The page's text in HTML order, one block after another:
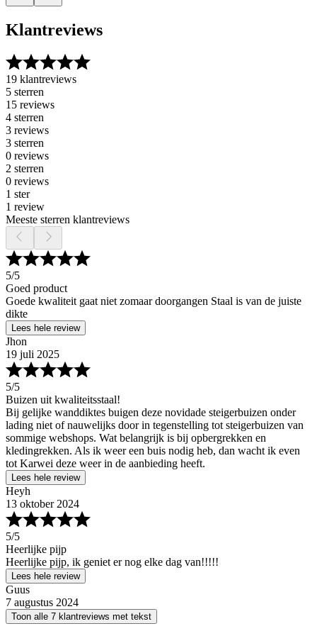
Klantreviews
19 klantreviews
5 sterren
15 reviews
4 sterren
3 reviews
3 sterren
0 reviews
2 sterren
0 reviews
1 ster
1 review
Meeste sterren klantreviews
5/5
Goed product
Goede kwaliteit gaat niet zomaar doorgangen Staal is van de juiste
dikte
Lees hele review
Jhon
19 juli 2025
5/5
Buizen uit kwaliteitsstaal!
Bij gelijke wanddiktes buigen deze novidade steigerbuizen onder
lading niet of nauwelijks door in tegenstelling tot steigerbuizen van
sommige webshops. Wat belangrijk is bij opbergrekken en
kledingrekken. Als ik weer een buis nodig heb, dan wacht ik even
tot Karwei deze weer in de aanbieding heeft.
Lees hele review
Heyh
13 oktober 2024
5/5
Heerlijke pijp
Heerlijke pijp, ik geniet er nog elke dag van!!!!!
Lees hele review
Guus
7 augustus 2024
Toon alle 7 klantreviews met tekst